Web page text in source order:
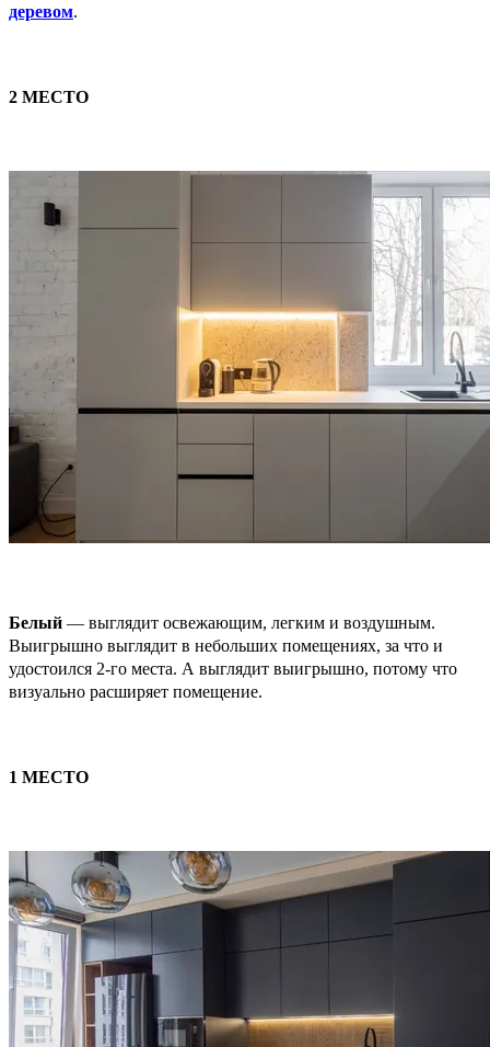
деревом.
2 МЕСТО
Белый — выглядит освежающим, легким и воздушным.
Выигрышно выглядит в небольших помещениях, за что и
удостоился 2-го места. А выглядит выигрышно, потому что
визуально расширяет помещение.
1 МЕСТО